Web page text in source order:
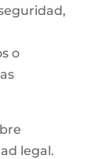
o
legal.